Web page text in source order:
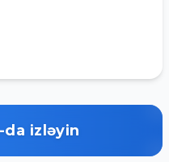
da izləyin